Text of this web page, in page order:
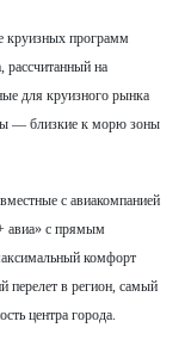
круизных программ
рассчитанный на
для круизного рынка
— близкие к морю зоны
с авиакомпанией
авиа» с прямым
комфорт
перелет в регион, самый
центра города.